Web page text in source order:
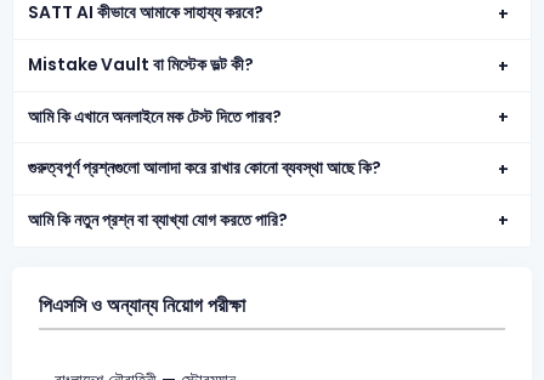
SATT AI কীভাবে আমাকে সাহায্য করবে?
Mistake Vault বা মিস্টেক ভল্ট কী?
আমি কি এখানে অনলাইনে মক টেস্ট দিতে পারব?
গুরুত্বপূর্ণ প্রশ্নগুলো আলাদা করে রাখার কোনো ব্যবস্থা আছে কি?
আমি কি নতুন প্রশ্ন বা ব্যাখ্যা যোগ করতে পারি?
পিএসসি ও অন্যান্য নিয়োগ পরীক্ষা